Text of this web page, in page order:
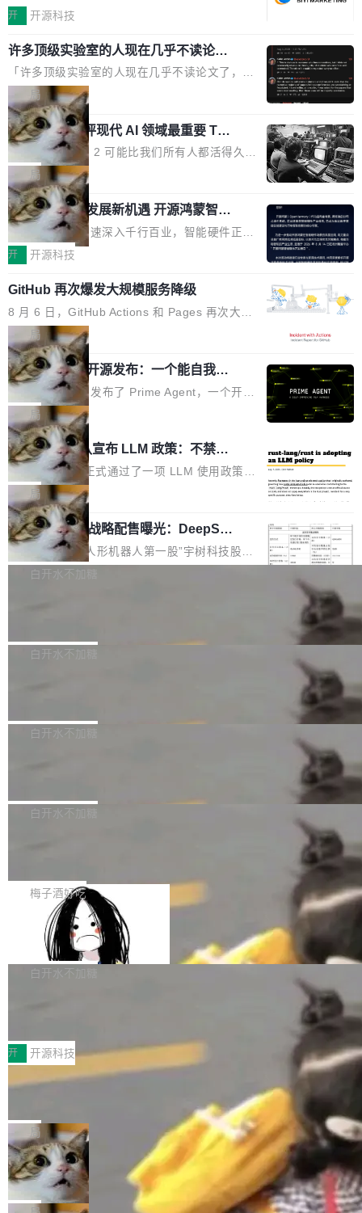
页面的文本，然后把文本丢给大模型，再返回一
段回答。仅此而已。 这当然有用，但总觉得差点
意思。比如我在一个后台管理系统里，需要填50
个表单字段，每个字段还有联动逻辑；比如我
想...
与80PLUS钛金能效；支持ATX 3.1与PCIe 5.1
规范，结合服务器级元件、完善供电线材与内置
实时LCD监控屏，可充分满足当下高阶PC主机
的严苛使用需求。 澎湃功率，紧凑机身 钛金雕1
600PG5 AI TOP具备强悍输出功率，同时实现
机身尺寸大幅精简。整机长度仅16厘米，属于同
功率段机身尺寸十分紧凑的1600W电源产品。小
巧机身有效提升市面主流标准A...
的价值重构。全球全案品牌代理机构市场从2025
复合增长率达5.44%,预计2032年将突破120亿美
元。数字广告与公共关系相关服务市场更是从20
25年的8463亿美元扩张至2026年的8763亿美
元。数字的背后是一个清晰的事实——品牌对专
业化营销服务的需求从未如此迫切。 但市场扩容
的同时,服务商的竞争逻辑正在改变。2026年Top
Agency年度合辑的观察指出,“产品”这个离消费
者最近的载体,在整个品牌营销层面的权重显著变
高了。全域营销服务商的竞争正在从规模转向深
度,案例厚度、全域覆盖、多线协同...
开 开源科技
许多顶级实验室的人现在几乎不读论文
了
「许多顶级实验室的人现在几乎不读论文了，而
且他们认为 ICLR/ICML/NeurIPS 充斥着大量过
度宣传和欺诈。」 OpenAI 研究员 Keller Jorda
n 这条推文引发了广泛讨论。他不是在说风凉
话，他是说出了一个圈内人尽皆知但很少公开捅
破的事实。 Jordan 随后补充了一句软化声明：
「我不认为这些会议上大部分论文都在过度宣传
或造假。问题是，作为读者，如果你筛选出那些
看起来最令人兴奋的论文，那它们大部分都是过
度宣传的。」 这才是真正的痛点。不是所有论文
都有问题，是最吸引眼球的那批论文最有问题。
他引用的帖子来自 Mathew Shen，一位 ICLR 2
026 的读者：「看了篇 ...
局
xAI 前工程师评现代 AI 领域最重要 Top
3 开源项目
Flash Attention 2 可能比我们所有人都活得久。
这句话不是来自某个技术博客，而是出自 Hieu
Pham 的一条推文。Hieu Pham 是谁？他是 xAI
的早期工程师之一，在 Grok 训练基础设施团队
工作过。近日他在 X 上发了一条帖子，列出了他
认为现代 AI 领域最重要的三个开源项目。 第一
理由很具体。FA 系列不需要解释，但 FA2 是他
认为最重要的一个——复杂度恰到好处，刚好能
驱动你去学 CuTe，但还没被那些"邪恶的" Hopp
er++ 优化所淹没，足够容易修改和适配。 更关
键的是 FA2 的持久性...
局
共商智能硬件发展新机遇 开源鸿蒙智能
硬件开发者日杭州站即将举行
随着万物智联加速深入千行百业，智能硬件正从
单点设备迈向智能化、网联化、协同化发展。作
鸿蒙通过统一技术底座和分布式能力，为不同类
型智能设备的开发、连接与互联提供关键支撑，
也为产业链企业探索产品创新与商业增长打开新
的空间。 8月14日，开源鸿蒙智能硬件开发者日
（OHDD：OpenHarmony Hardware Develope
r Day）将在杭州启航。活动面向智能硬件产业
链企业和开发者，邀请行业专家与资深技术顾
问，围绕开源鸿蒙技术能力、设备适配、芯片适
配、功耗与稳定性调优、兼容性测评及统一互联
等内容展开系统讲解和实战交流，帮助企业进一
步了解开源鸿蒙在智能...
开 开源科技
GitHub 再次爆发大规模服务降级
8 月 6 日，GitHub Actions 和 Pages 再次大规
模服务降级，Actions 完全不可用超过 5 小时，
webhook 停发，连自托管 runner 也因调度层故
障无法工作。Pages、Copilot code review、C
opilot coding agent 全部受影响。从检测到完全
恢复，大约 12 小时。 这是 2026 年 8 月的第六
起事故，其中四起与 AI/Copilot 服务相关。 Git
Hub 员工 kdaigle 在 HN 讨论中贴出了一组数
据：2025 年全年 10 亿次 commit。现在，每周
2.75 亿次，全年预计 140 亿次。GitHub...
局
Prime Agent 开源发布：一个能自我改
进的编程 Agent，ARC-AGI 3 超越人类
专家基线
Prime Intellect 发布了 Prime Agent，一个开源
的编程 Agent Harness，核心设计围绕两个抽
象：Recursive Language Model（RLM）和 C
ontinual Harness。在 ARC-AGI 3 基准测试
上，Prime Agent + Opus 5 的组合达到了 95.
5% RHAE Best@1，超过了 ARC 报告的人类专
家基线 95.4%。 不是又一个 coding agent 包装
器 Prime Agent 的架构和市面上大多数 coding
agent 有本质区别。大多数 agent harness 的设
计是基于早期模型的能力—...
局
Rust 项目团队宣布 LLM 政策：不禁
止，但你要承认哪些代码不是你写的
Rust 语言项目正式通过了一项 LLM 使用政策，
覆盖 rust-lang/rust 单一仓库的代码贡献。这不
是项目级别的官方立场，目前由五个团队采纳，
但它可能是主流开源项目中关于 AI 辅助贡献最
细致的一份规则。 政策的核心只有一句话：LLM
可以用来分析、提炼、审阅、建议，但不能用来
不得生成涉及安全性的关键变更，除非作者本身
局
宇树科技 IPO 战略配售曝光：DeepSe
ek 获配 93.3 万股，锁定 36 个月
8月6日晚间，“人形机器人第一股”宇树科技股份
有限公司披露IPO发行价格及战略配售结果，杭
36个月。 公告显示，本次宇树科技战略配售对
员工参与设立的专项资产管理计划。其中，Dee
获配9...
白开水不加糖
Docker 29.7.2 现已发布，具体更新内容如下： Bug fixes and en
hancements 修复多次传递同一环境变量时，docker service crea
te和docker service update会发生 panic 的问题。docker/cli#714
5 修复了 Docker Engine 29.7.0 中引入的一个回归问题，该问题
导致拉取镜像时会拒绝包含绝对 hardlink 目标的镜像（此类镜像由
某些镜像构建工具生成）。moby/moby#53305 修复了 Docker En
gine 29.7.0 中引入的一个回归问题，该问题可能导致在旧版 Linux
白开水不加糖
e 孵化器项目管理委员会（IPMC）投票中获得
P）！这一里程碑不仅标志着 Fluss 迈入新的发
白开水不加糖
长期停止内容更新，未能实现其作为“AI版维基百
提交的编辑请求也长期处于待处理状态。 Groki
pedia 于去年底上线，定位为由人工智能生成内
容的百科平台，被马斯克视为传统众包百科网站
维基百科的替代方案。Lawfare 调查发现，无论
热门页面还是低关注度页面，均未出现近期更
白开水不加糖
是这样的：配 MessageSource 的 Bean、写 R
eloadableResourceBundleMessageSource、
声明 LocaleResolver、注册 LocaleChangeInt
erceptor…五六步之后才能看到第一行翻译文
本。 Solon 换了个方式。整个 i18n 模块围绕三
梅子酒好吃
Apache Doris 4.1 全面增强 Iceberg：
支持 UPDATE、MERGE INTO 与 Iceb
erg V3
Apache Doris 4.1 要补齐的，正是缺失的那一
半。在已有查询能力的基础上，Doris 进一步支
常维护操作，并完整支持 Iceberg V3 格式。
白开水不加糖
村国家自主创新示范区会议中心开幕。本届大会
由中关村智联软件服务业质量创新联盟主办，以
“智构可信·质创未来——AI原生时代的质量新范
式”为主题，直面AI从实验室走向规模化产业落地
的核心质量命题。会上，《2026智能研发生产力
工具选型手册》发布，Testin云测的Testin XAge
nt智能测试系统入选AI测试领域代表产品。对CI
O而言，这提示了一个转变：AI测试正在从效率
工具升级为企业的质量基础设施。 CIO面对的新
开 开源科技
让非法状态不可表示：一篇关于 ADT
有一种东西，一旦用过就回不去了。Alex Fedos
eev 管它叫"软件设计的基石"。 他说的东西不新
鲜——代数数据类型（ADT），尤其是和类型
（sum type）。但他说清楚了一件事：这不是类
型系统的学术体操，是日常编码的思维方式。 文
章从一个简单的例子切入。一个网站的深色主题
局
Cloudflare 开源内部企业 AI 平台 Clou
dflare OS
Cloudflare 发布了一个开源项目 Cloudflare O
S。如果你只看官方博客，你会觉得这是又一